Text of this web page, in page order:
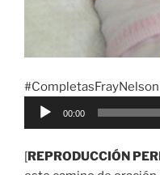
#CompletasFrayNelson
Reproductor
00:00
[REPRODUCCIÓN